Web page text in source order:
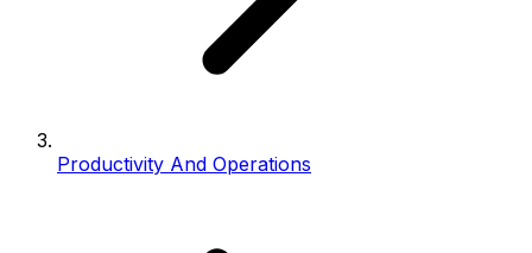
Productivity And Operations